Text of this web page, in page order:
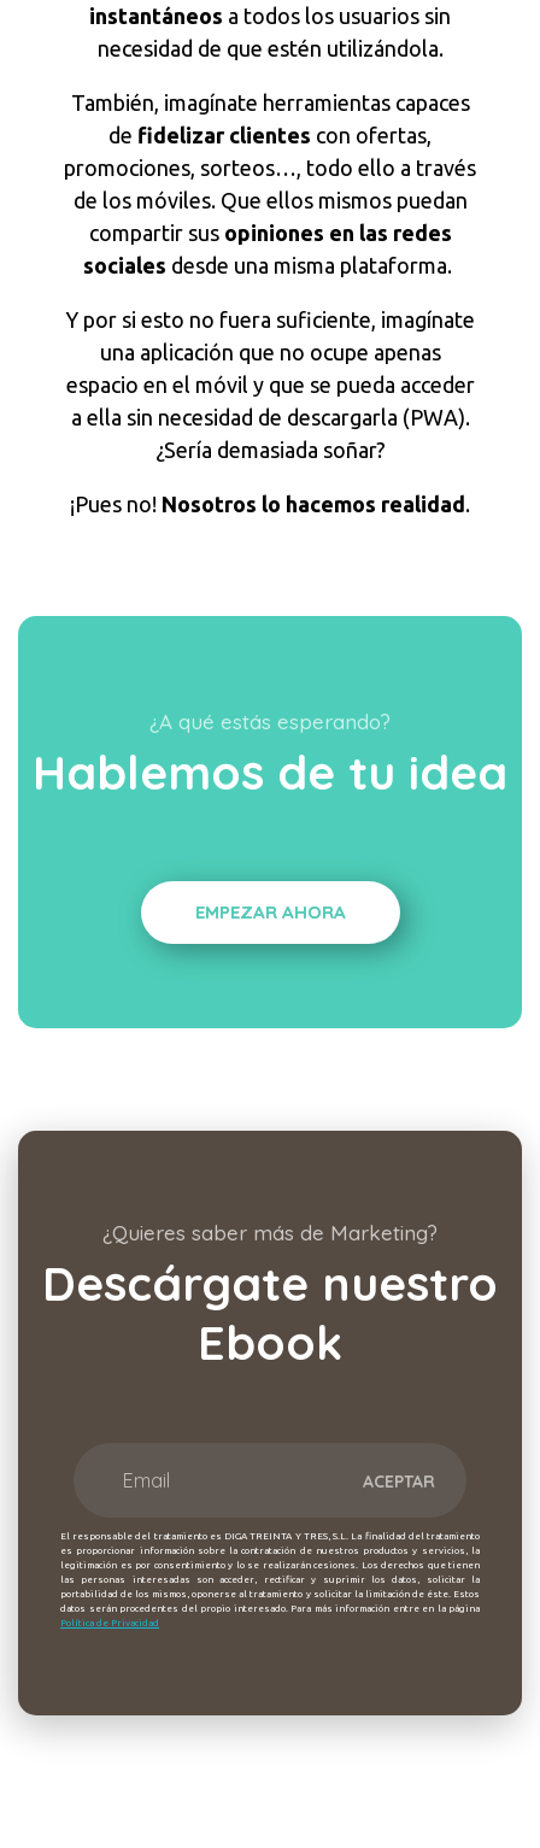
instantáneos a todos los usuarios sin
necesidad de que estén utilizándola.
También, imagínate herramientas capaces
de fidelizar clientes con ofertas,
promociones, sorteos…, todo ello a través
de los móviles. Que ellos mismos puedan
compartir sus opiniones en las redes
sociales desde una misma plataforma.
Y por si esto no fuera suficiente, imagínate
una aplicación que no ocupe apenas
espacio en el móvil y que se pueda acceder
a ella sin necesidad de descargarla (PWA).
¿Sería demasiada soñar?
¡Pues no! Nosotros lo hacemos realidad.
¿Quieres saber más de Marketing?
Descárgate nuestro
Ebook
El responsable del tratamiento es DIGA TREINTA Y TRES, S.L. La finalidad del tratamiento
es proporcionar información sobre la contratación de nuestros productos y servicios, la
legitimación es por consentimiento y lo se realizarán cesiones. Los derechos que tienen
las personas interesadas son acceder, rectificar y suprimir los datos, solicitar la
portabilidad de los mismos, oponerse al tratamiento y solicitar la limitación de éste. Estos
datos serán procedentes del propio interesado. Para más información entre en la página
Política de Privacidad
¿A qué estás esperando?
Hablemos de tu idea
EMPEZAR AHORA